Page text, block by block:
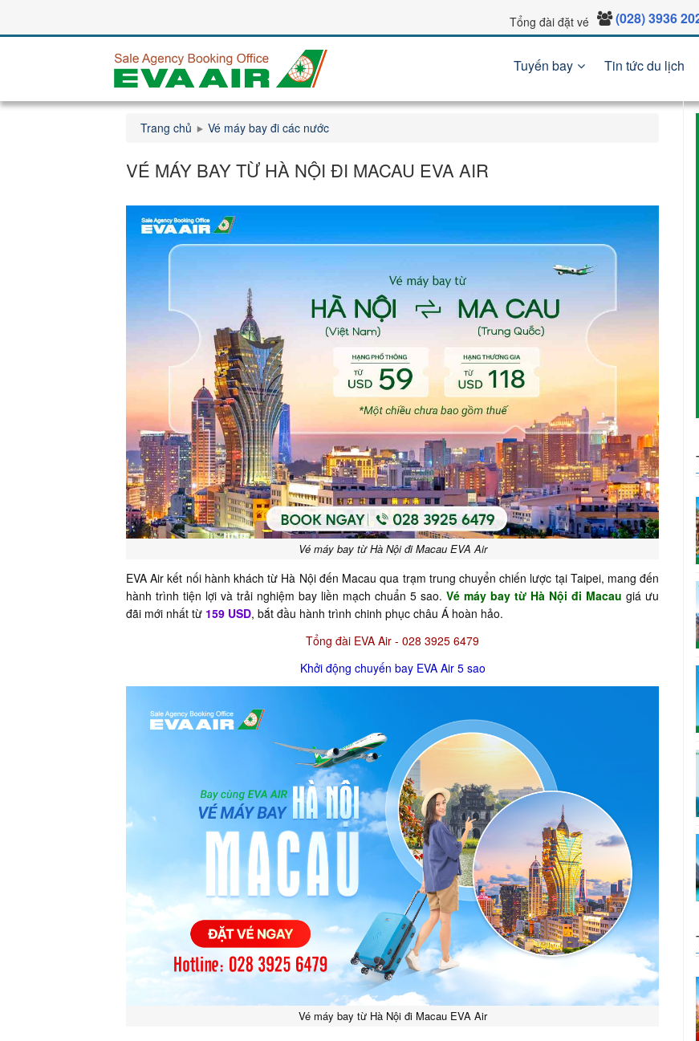
Tổng đài đặt vé (028) 3936
Tuyến bay Tin tức du lịch
Trang chủ Vé máy bay đi các nước
VÉ MÁY BAY TỪ HÀ NỘI ĐI MACAU EVA AIR
Vé máy bay từ Hà Nội đi Macau EVA Air
EVA Air kết nối hành khách từ Hà Nội đến Macau qua trạm trung chuyển chiến lược tại Taipei, mang đến
hành trình tiện lợi và trải nghiệm bay liền mạch chuẩn 5 sao.Vé máy bay từ Hà Nội đi Macau giá ưu
đãi mới nhất từ 159 USD, bắt đầu hành trình chinh phục châu Á hoàn hảo.
Tổng đài EVA Air - 028 3925 6479
Khởi động chuyến bay EVA Air 5 sao
Vé máy bay từ Hà Nội đi Macau EVA Air